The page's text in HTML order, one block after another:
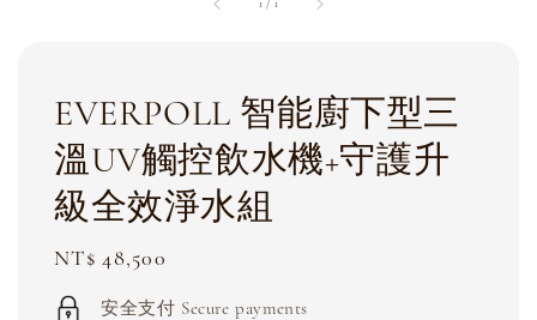
1 / 1
EVERPOLL 智能廚下型三
溫UV觸控飲水機+守護升
級全效淨水組
Regular
price
NT$ 48,500
安全支付 Secure payments